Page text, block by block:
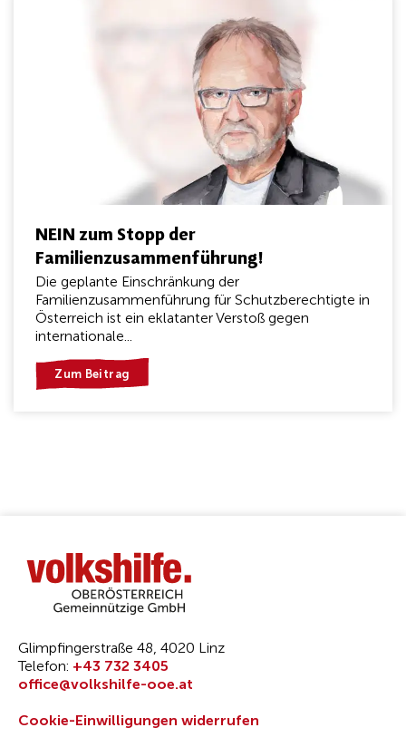
NEIN zum Stopp der
Familienzusammenführung!
Die geplante Einschränkung der
Familienzusammenführung für Schutzberechtigte in
Österreich ist ein eklatanter Verstoß gegen
internationale...
Zum Beitrag
Glimpfingerstraße 48, 4020 Linz
Telefon: +43 732 3405
office@volkshilfe-ooe.at
Cookie-Einwilligungen widerrufen